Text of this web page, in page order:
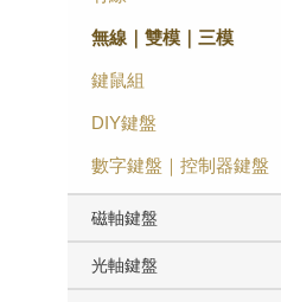
無線｜雙模｜三模
鍵鼠組
DIY鍵盤
數字鍵盤｜控制器鍵盤
磁軸鍵盤
光軸鍵盤